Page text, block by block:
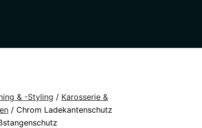
& -Styling / Karosserie &
/ Chrom Ladekantenschutz